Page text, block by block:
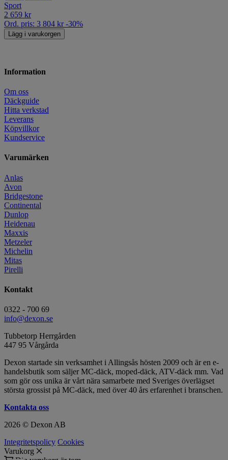
Sport
2 659 kr
Ord. pris: 3 804 kr -30%
Lägg i varukorgen
Information
Om oss
Däckguide
Hitta verkstad
Leverans
Köpvillkor
Kundservice
Varumärken
Anlas
Avon
Bridgestone
Continental
Dunlop
Heidenau
Maxxis
Metzeler
Michelin
Mitas
Pirelli
Kontakt
0322 - 700 69
info@dexon.se
Tubbetorp Herrgården
447 95 Vårgårda
Dexon startade sin verksamhet i Allingsås hösten 2009 och är en e-
handelsbutik som säljer MC-däck, moped-däck, ATV-däck mm. Vad
som gör oss unika är vårt nära samarbete med Sveriges överlägset
största grossist på MC-däck, med över 40 års erfarenhet i branschen.
Kontakta oss
2026 © Dexon AB
Integritetspolicy Cookies
Varukorg